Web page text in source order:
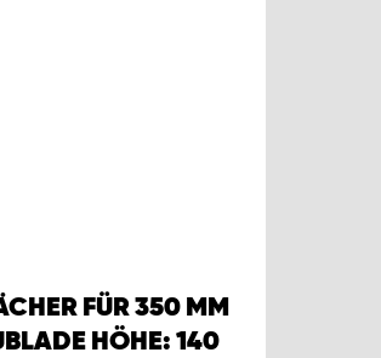
FÜR 350 MM
HÖHE: 140